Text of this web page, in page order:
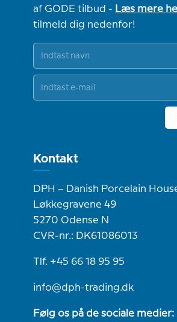
af GODE tilbud - Læs mere
tilmeld dig nedenfor!
Kontakt
DPH – Danish Porcelain
Løkkegravene 49
5270 Odense N
CVR-nr.: DK61086013
Tlf. +45 66 18 95 95
info@dph-trading.dk
Følg os på de sociale medier: